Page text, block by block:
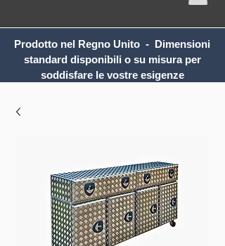
Prodotto nel Regno Unito - Dimensioni
standard disponibili o su misura per
soddisfare le vostre esigenze